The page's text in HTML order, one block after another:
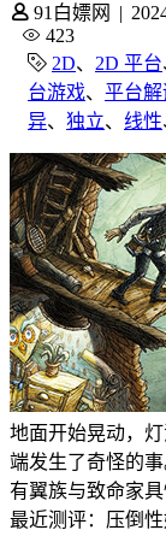
91白嫖网 |
423
2D、 2D 平台
台游戏、 平台解
异、 独立、 线性
地面开始晃动，
端发生了奇怪的
有翼族与致命家具
最近测评： 压倒